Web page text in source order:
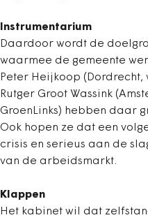
Instrumentarium
Daardoor wordt de
waarmee de gemeente
Peter Heijkoop (Dordrecht,
Rutger Groot Wassink
GroenLinks) hebben daar
Ook hopen ze dat een
crisis en serieus aan de
van de arbeidsmarkt.
Klappen
Het kabinet wil dat